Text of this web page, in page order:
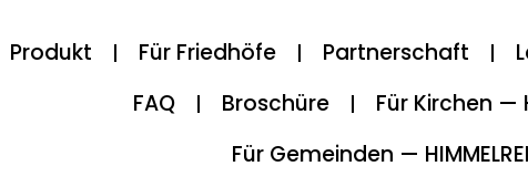
Produkt Für Friedhöfe Partnerschaft
FAQ
Broschüre
Für Kirchen —
Für Gemeinden —